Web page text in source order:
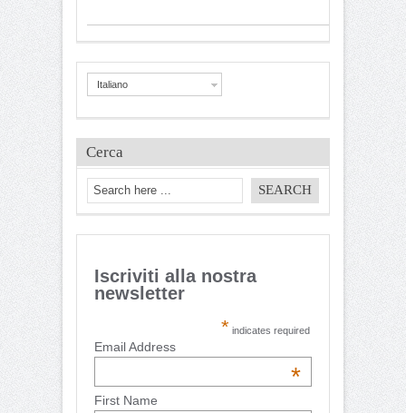
Italiano
Cerca
Iscriviti alla nostra
newsletter
* indicates required
Email Address
*
First Name